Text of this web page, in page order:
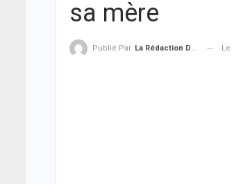
sa mère
Publié Par La Rédaction De THIEYSENEGAL.com Le